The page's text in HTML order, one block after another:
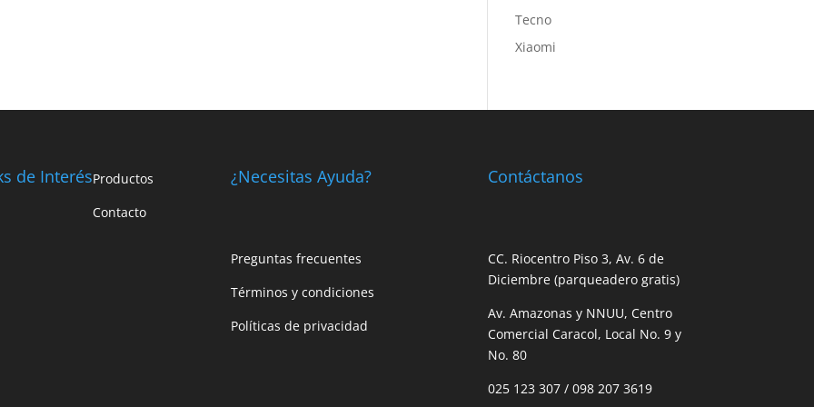
Tecno
Xiaomi
de InterésProductos
Contacto
¿Necesitas Ayuda?
Preguntas frecuentes
Términos y condiciones
Políticas de privacidad
Contáctanos
CC. Riocentro Piso 3, Av. 6 de
Diciembre (parqueadero gratis)
Av. Amazonas y NNUU, Centro
Comercial Caracol, Local No. 9 y
No. 80
025 123 307/098 207 3619